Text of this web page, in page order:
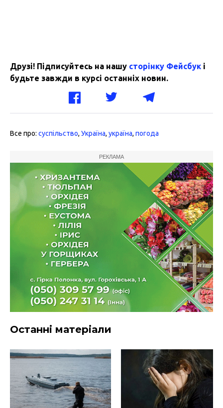
Друзі! Підписуйтесь на нашу сторінку Фейсбук і
будьте завжди в курсі останніх новин.
Все про: суспільство, Україна, україна, погода
РЕКЛАМА
Останні матеріали